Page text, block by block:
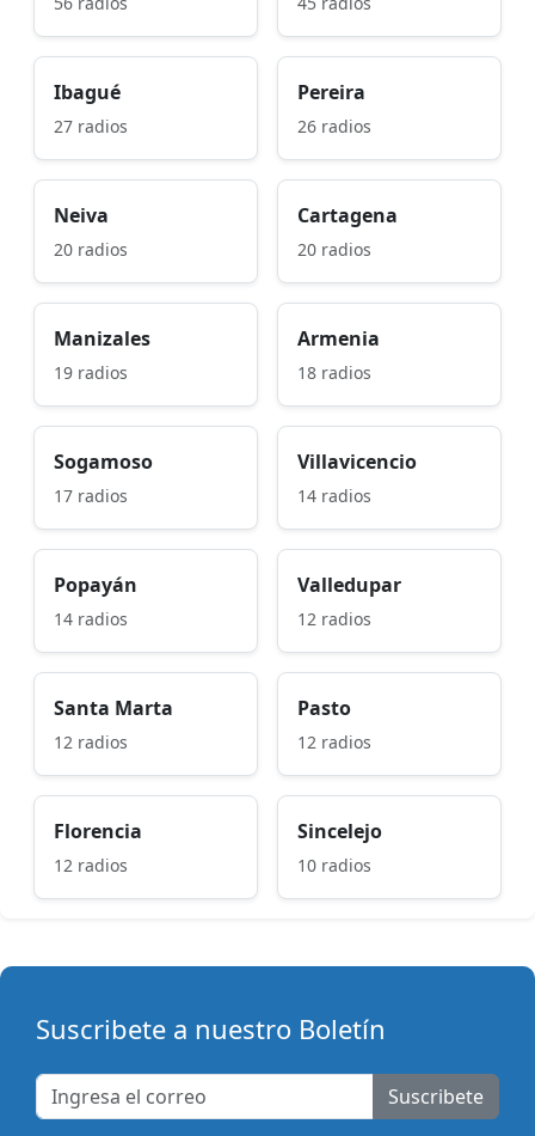
Ibagué
27 radios
Pereira
26 radios
Neiva
20 radios
Cartagena
20 radios
Manizales
19 radios
Armenia
18 radios
Sogamoso
17 radios
Villavicencio
14 radios
Popayán
14 radios
Valledupar
12 radios
Santa Marta
12 radios
Pasto
12 radios
Florencia
12 radios
Sincelejo
10 radios
Suscribete a nuestro Boletín
Suscribete